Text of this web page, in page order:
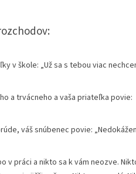
v škole: „Už sa s tebou viac
a trvácneho a vaša priateľka povie:
váš snúbenec povie:
v práci a nikto sa k vám neozve.